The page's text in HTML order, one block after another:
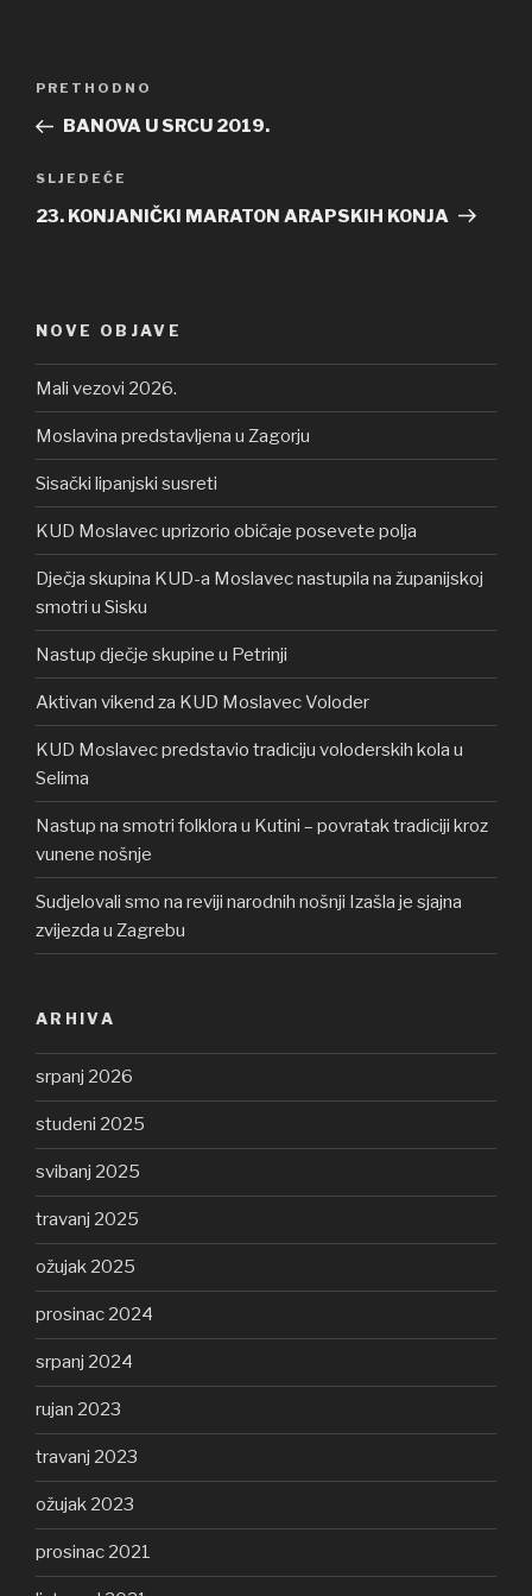
Navigacija
Prethodna
objava
PRETHODNO
BANOVA U SRCU 2019.
Sljedeća
objava
SLJEDEĆE
23. KONJANIČKI MARATON ARAPSKIH KONJA
NOVE OBJAVE
Mali vezovi 2026.
Moslavina predstavljena u Zagorju
Sisački lipanjski susreti
KUD Moslavec uprizorio običaje posevete polja
Dječja skupina KUD-a Moslavec nastupila na županijskoj
smotri u Sisku
Nastup dječje skupine u Petrinji
Aktivan vikend za KUD Moslavec Voloder
KUD Moslavec predstavio tradiciju voloderskih kola u
Selima
Nastup na smotri folklora u Kutini – povratak tradiciji kroz
vunene nošnje
Sudjelovali smo na reviji narodnih nošnji Izašla je sjajna
zvijezda u Zagrebu
ARHIVA
srpanj 2026
studeni 2025
svibanj 2025
travanj 2025
ožujak 2025
prosinac 2024
srpanj 2024
rujan 2023
travanj 2023
ožujak 2023
prosinac 2021